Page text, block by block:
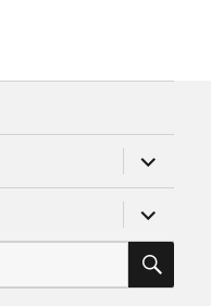
anzeigen
anzeigen